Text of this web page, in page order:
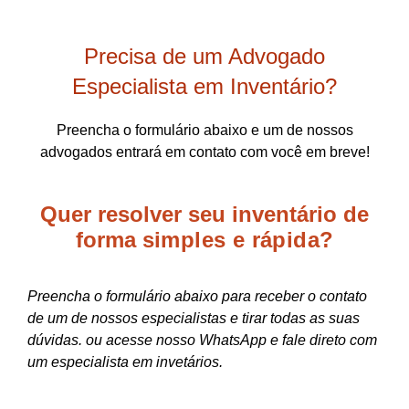
Precisa de um Advogado
Especialista em Inventário?
Preencha o formulário abaixo e um de nossos
advogados entrará em contato com você em breve!
Quer resolver seu inventário de
forma simples e rápida?
Preencha o formulário abaixo para receber o contato
de um de nossos especialistas e tirar todas as suas
dúvidas. ou acesse nosso WhatsApp e fale direto com
um especialista em invetários.